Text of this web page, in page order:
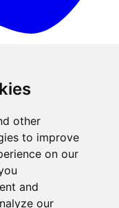
other
to improve
on our
and
our